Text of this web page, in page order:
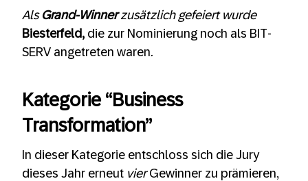
Als Grand-Winnerzusätzlich gefeiert wurde
Biesterfeld, die zur Nominierung noch als BIT-
SERV angetreten waren.
Kategorie “Business
Transformation”
In dieser Kategorie entschloss sich die Jury
dieses Jahr erneut vierGewinner zu prämieren,